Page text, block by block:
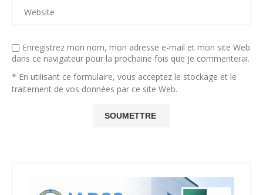
Enregistrez mon nom, mon adresse e-mail et mon site Web
dans ce navigateur pour la prochaine fois que je commenterai.
* En utilisant ce formulaire, vous acceptez le stockage et le
traitement de vos données par ce site Web.